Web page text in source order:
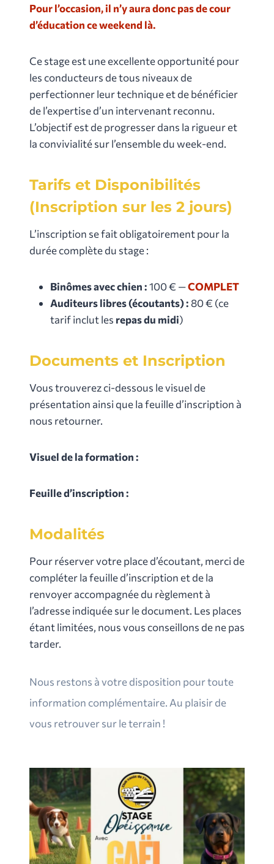
Pour l’occasion, il n’y aura donc pas de cour
d’éducation ce weekend là.
Ce stage est une excellente opportunité pour
les conducteurs de tous niveaux de
perfectionner leur technique et de bénéficier
de l’expertise d’un intervenant reconnu.
L’objectif est de progresser dans la rigueur et
la convivialité sur l’ensemble du week-end.
Tarifs et Disponibilités
(Inscription sur les 2 jours)
L’inscription se fait obligatoirement pour la
durée complète du stage :
Binômes avec chien :100 € —COMPLET
Auditeurs libres (écoutants) : 80 € (ce
tarif inclut les repas du midi)
Documents et Inscription
Vous trouverez ci-dessous le visuel de
présentation ainsi que la feuille d’inscription à
nous retourner.
Visuel de la formation :
Feuille d’inscription :
Modalités
Pour réserver votre place d’écoutant, merci de
compléter la feuille d’inscription et de la
renvoyer accompagnée du règlement à
l’adresse indiquée sur le document. Les places
étant limitées, nous vous conseillons de ne pas
tarder.
Nous restons à votre disposition pour toute
information complémentaire. Au plaisir de
vous retrouver sur le terrain !